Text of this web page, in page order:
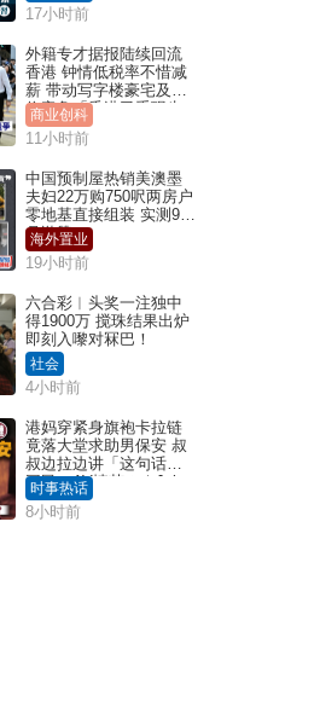
17小时前
外籍专才据报陆续回流
香港 钟情低税率不惜减
薪 带动写字楼豪宅及学
位竞争「香港已重现生
机」
商业创科
11小时前
中国预制屋热销美澳墨
夫妇22万购750呎两房户
零地基直接组装 实测9个
月激赞
海外置业
19小时前
六合彩︱头奖一注独中
得1900万 搅珠结果出炉
即刻入嚟对冧巴！
社会
4小时前
港妈穿紧身旗袍卡拉链
竟落大堂求助男保安 叔
叔边拉边讲「这句话」
网民：AV情节？｜Juicy
叮
时事热话
8小时前